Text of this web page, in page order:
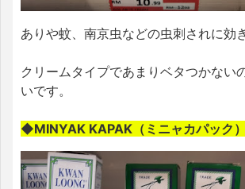
ありや蚊、南京虫などの虫刺されに効
クリームタイプであまりベタつかない
いです。
◆MINYAK KAPAK（ミニャカパック）